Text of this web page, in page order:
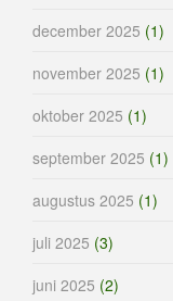
december 2025 (1)
november 2025 (1)
oktober 2025 (1)
september 2025 (1)
augustus 2025 (1)
juli 2025 (3)
juni 2025 (2)